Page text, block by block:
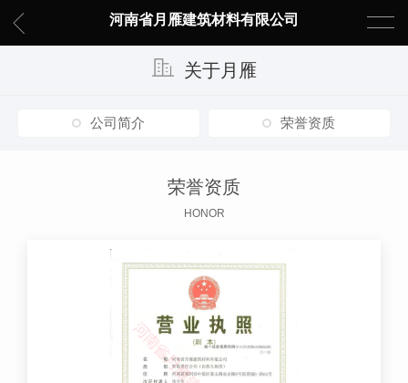
河南省月雁建筑材料有限公司
关于月雁
公司简介 荣誉资质
荣誉资质
HONOR